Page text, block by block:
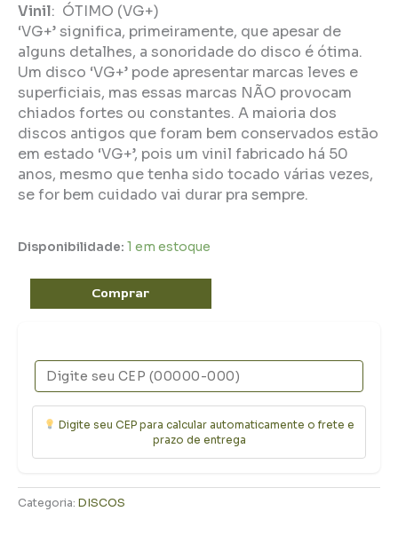
Vinil: ÓTIMO (VG+)
‘VG+’ significa, primeiramente, que apesar de
alguns detalhes, a sonoridade do disco é ótima.
Um disco ‘VG+’ pode apresentar marcas leves e
superficiais, mas essas marcas NÃO provocam
chiados fortes ou constantes. A maioria dos
discos antigos que foram bem conservados estão
em estado ‘VG+’, pois um vinil fabricado há 50
anos, mesmo que tenha sido tocado várias vezes,
se for bem cuidado vai durar pra sempre.
Disponibilidade: 1 em estoque
Comprar
Digite seu CEP para calcular automaticamente o frete e
prazo de entrega
Categoria: DISCOS